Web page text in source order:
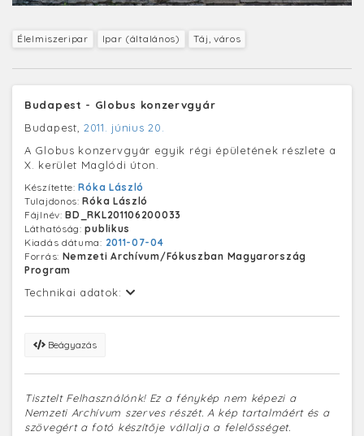
Élelmiszeripar Ipar (általános) Táj, város
Budapest - Globus konzervgyár
Budapest, 2011. június 20.
A Globus konzervgyár egyik régi épületének részlete a
X. kerület Maglódi úton.
Készítette:Róka László
Tulajdonos:Róka László
Fájlnév:BD_RKL201106200033
Láthatóság:publikus
Kiadás dátuma: 2011-07-04
Forrás: Nemzeti Archívum/Fókuszban Magyarország
Program
Technikai adatok:
Beágyazás
Tisztelt Felhasználónk! Ez a fénykép nem képezi a
Nemzeti Archívum szerves részét. A kép tartalmáért és a
szövegért a fotó készítője vállalja a felelősséget.